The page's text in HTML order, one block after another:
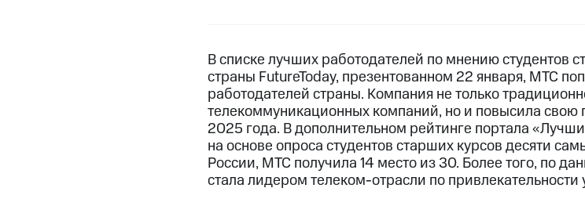
В списке лучших работодателей по мнению студентов
страны FutureToday, презентованном 22 января, МТС
работодателей страны. Компания не только
телекоммуникационных компаний, но и повысила свою
2025 года. В дополнительном рейтинге портала
на основе опроса студентов старших курсов десяти
России, МТС получила 14 место из 30. Более того, по
стала лидером телеком-отрасли по привлекательности